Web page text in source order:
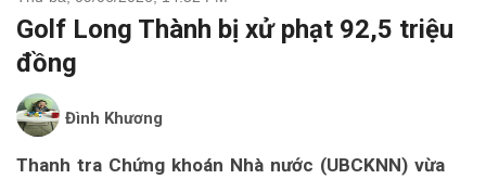
Golf Long Thành bị xử phạt 92,5 triệu
đồng
Đình Khương
Thanh tra Chứng khoán Nhà nước (UBCKNN) vừa